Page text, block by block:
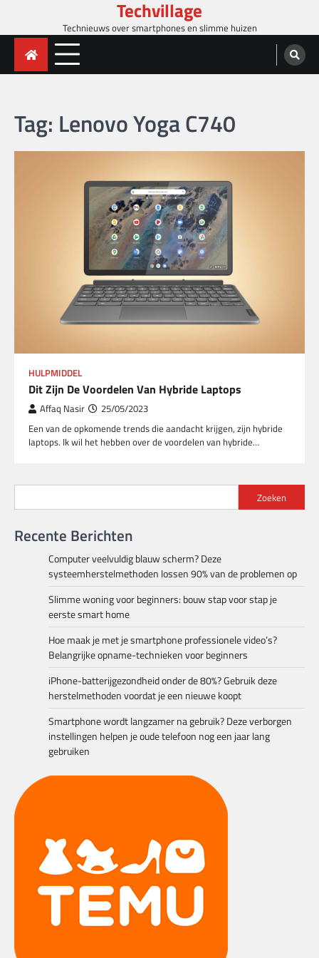
content
Techvillage
Technieuws over smartphones en slimme huizen
Tag: Lenovo Yoga C740
HULPMIDDEL
Dit Zijn De Voordelen Van Hybride Laptops
Affaq Nasir 25/05/2023
Een van de opkomende trends die aandacht krijgen, zijn hybride
laptops. Ik wil het hebben over de voordelen van hybride…
Zoeken
Recente Berichten
Computer veelvuldig blauw scherm? Deze
systeemherstelmethoden lossen 90% van de problemen op
Slimme woning voor beginners: bouw stap voor stap je
eerste smart home
Hoe maak je met je smartphone professionele video’s?
Belangrijke opname-technieken voor beginners
iPhone-batterijgezondheid onder de 80%? Gebruik deze
herstelmethoden voordat je een nieuwe koopt
Smartphone wordt langzamer na gebruik? Deze verborgen
instellingen helpen je oude telefoon nog een jaar lang
gebruiken